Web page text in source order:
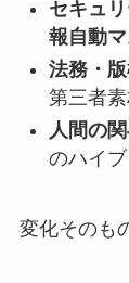
セキュ
報自動
法務・
第三者素
人間の
のハイブ
変化そのも